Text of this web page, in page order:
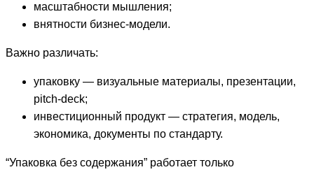
масштабности мышления;
внятности бизнес-модели.
Важно различать:
упаковку — визуальные материалы, презентации,
pitch-deck;
инвестиционный продукт — стратегия, модель,
экономика, документы по стандарту.
“Упаковка без содержания” работает только